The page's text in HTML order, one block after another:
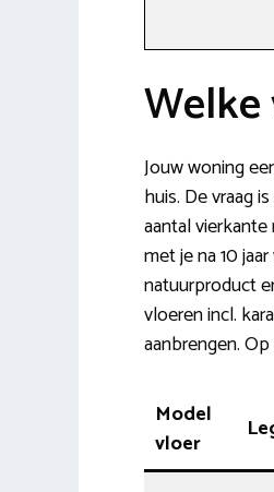
Jouw woning
huis. De vraag
aantal
met je na 10
natuurproduct
vloeren incl.
aanbrengen.
Model
vloer